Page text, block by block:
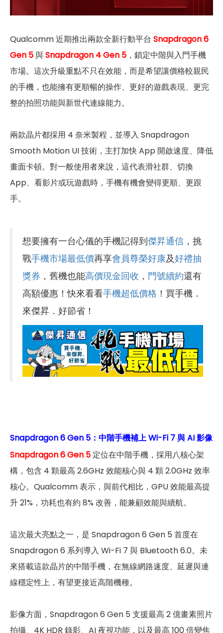
Qualcomm 近期推出兩款全新行動平台 Snapdragon 6
Gen 5與Snapdragon 4 Gen 5 ，鎖定中階與入門手機
市場。這次升級重點不只在效能，而是希望讓價格較親民
的手機，也能擁有更順暢的操作、更好的遊戲表現、更完
整的拍照功能與新世代連線能力。
兩款晶片都採用 4 奈米製程，並導入 Snapdragon
Smooth Motion UI 技術，主打加快 App 開啟速度、降低
畫面卡頓。對一般使用者來說，這代表滑社群、切換
App、看影片或玩遊戲時，手機有機會變得更順、更跟
手。
想要擁有一台心儀的手機記得到傑昇通信 ，挑
戰手機市場最低價再享會員尊榮好康及好禮抽
獎券 ，舊機也能高價現金回收 ， 門號續約還有
高額優惠！快來看看手機超低價格 ！買手機．
來傑昇．好節省！
Snapdragon 6 Gen 5：中階手機補上 Wi-Fi 7 與 AI 影像
Snapdragon 6 Gen 5 定位在中階手機，採用八核心架
構，包含 4 顆最高 2.6GHz 效能核心與 4 顆 2.0GHz 效率
核心。Qualcomm 表示，與前代相比，GPU 效能最高提
升 21%，功耗也有約 8% 改善，能兼顧效能與續航。
這次最大亮點之一，是 Snapdragon 6 Gen 5 首度在
Snapdragon 6 系列導入 Wi-Fi 7 與 Bluetooth 6.0。未
來搭載這款晶片的中階手機，在無線網路速度、延遲與連
線穩定性上，有望更接近高階機種。
影像方面，Snapdragon 6 Gen 5 支援最高 2 億畫素照片
拍攝、4K HDR 錄影、AI 夜視功能，以及最高 100 倍變焦